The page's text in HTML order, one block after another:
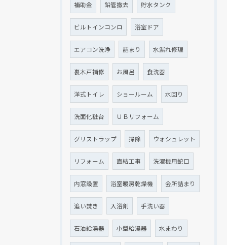
補助金 鉛管撤去 貯水タンク
ビルトインコンロ 浴室ドア
エアコン洗浄 詰まり 水漏れ修理
裏木戸補修 お風呂 食洗器
洋式トイレ ショールーム 水回り
洗面化粧台 ＵＢリフォーム
グリストラップ 掃除 ウォシュレット
リフォーム 直結工事 洗濯機用蛇口
内窓設置 浴室暖房乾燥機 会所詰まり
追い焚き 入浴剤 手洗い器
石油給湯器 小型給湯器 水まわり